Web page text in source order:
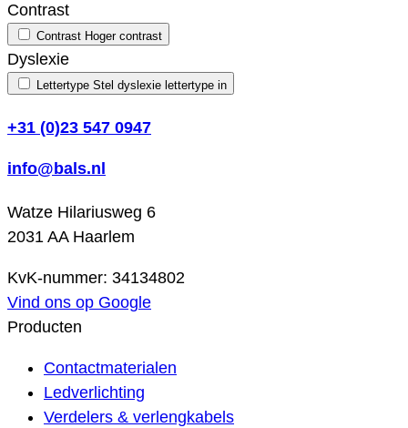
Contrast
Contrast Hoger contrast
Dyslexie
Lettertype Stel dyslexie lettertype in
+31 (0)23 547 0947
info@bals.nl
Watze Hilariusweg 6
2031 AA Haarlem
KvK-nummer: 34134802
Vind ons op Google
Producten
Contactmaterialen
Ledverlichting
Verdelers & verlengkabels